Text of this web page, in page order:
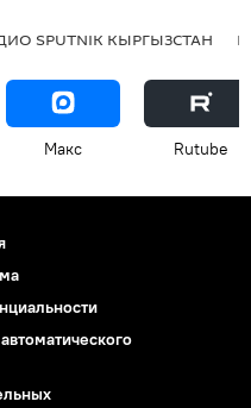
SPUTNIK КЫРГЫЗСТАН
Макс Rutube